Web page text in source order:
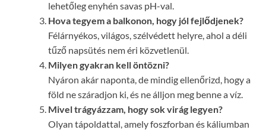
lehetőleg enyhén savas pH-val.
Hova tegyem a balkonon, hogy jól fejlődjenek?
Félárnyékos, világos, szélvédett helyre, ahol a déli
tűző napsütés nem éri közvetlenül.
Milyen gyakran kell öntözni?
Nyáron akár naponta, de mindig ellenőrizd, hogy a
föld ne száradjon ki, és ne álljon meg benne a víz.
Mivel trágyázzam, hogy sok virág legyen?
Olyan tápoldattal, amely foszforban és káliumban